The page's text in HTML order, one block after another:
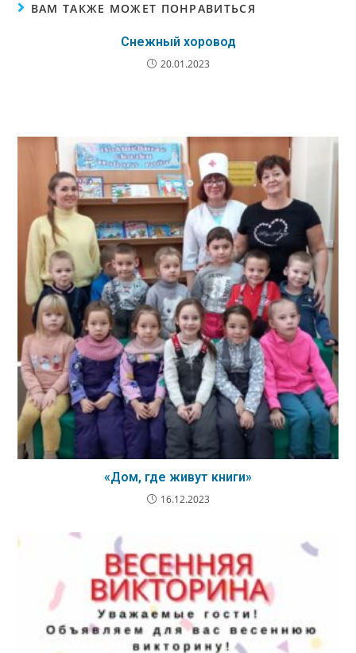
ВАМ ТАКЖЕ МОЖЕТ ПОНРАВИТЬСЯ
Снежный хоровод
20.01.2023
«Дом, где живут книги»
16.12.2023